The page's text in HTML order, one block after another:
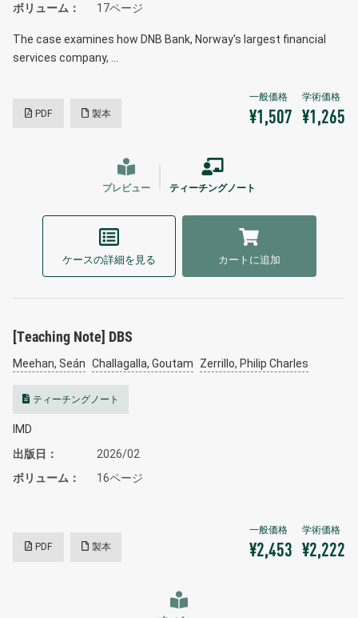
ボリューム
17ページ
The case examines how DNB Bank, Norway's largest financial
services company, …
PDF 製本 ¥1,507 ¥1,265
プレビュー ティーチングノート
ケースの詳細を見る カートに追加
[Teaching Note] DBS
Meehan, Seán Challagalla, Goutam Zerrillo, Philip Charles
ティーチングノート
IMD
出版日
2026/02
ボリューム
16ページ
PDF 製本 ¥2,453 ¥2,222